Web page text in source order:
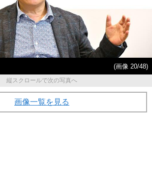
(画像 20/48)
縦スクロールで次の写真へ
画像一覧を見る